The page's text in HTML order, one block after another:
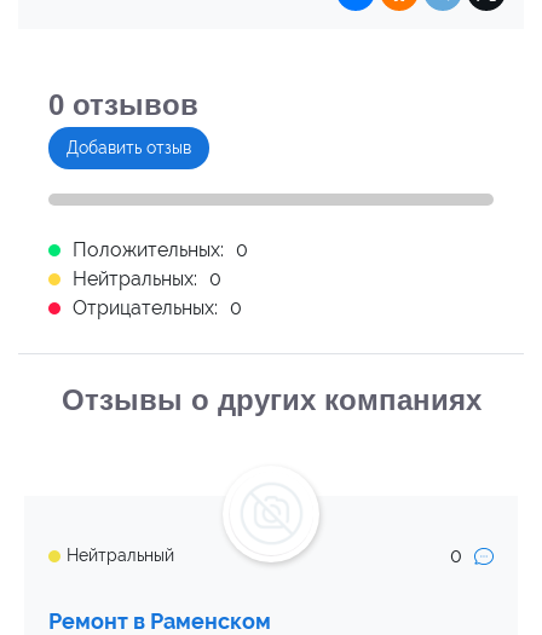
0 отзывов
Добавить отзыв
Положительных:
0
Нейтральных:
0
Отрицательных:
0
Отзывы о других компаниях
Нейтральный 0
Ремонт в Раменском